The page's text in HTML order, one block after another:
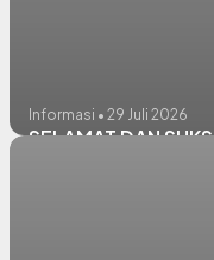
Informasi • 29 Juli 2026
SELAMAT DAN